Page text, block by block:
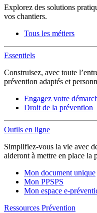
Explorez des solutions
vos chantiers.
Tous les métiers
Essentiels
Construisez, avec toute
prévention adaptés et
Engagez votre
Droit de la prévention
Outils en ligne
Simplifiez-vous la vie avec
aideront à mettre en place la
Mon document unique
Mon PPSPS
Mon espace e-
Ressources Prévention